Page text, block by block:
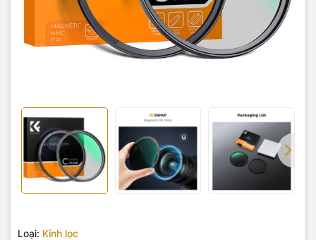
Loại: Kính lọc